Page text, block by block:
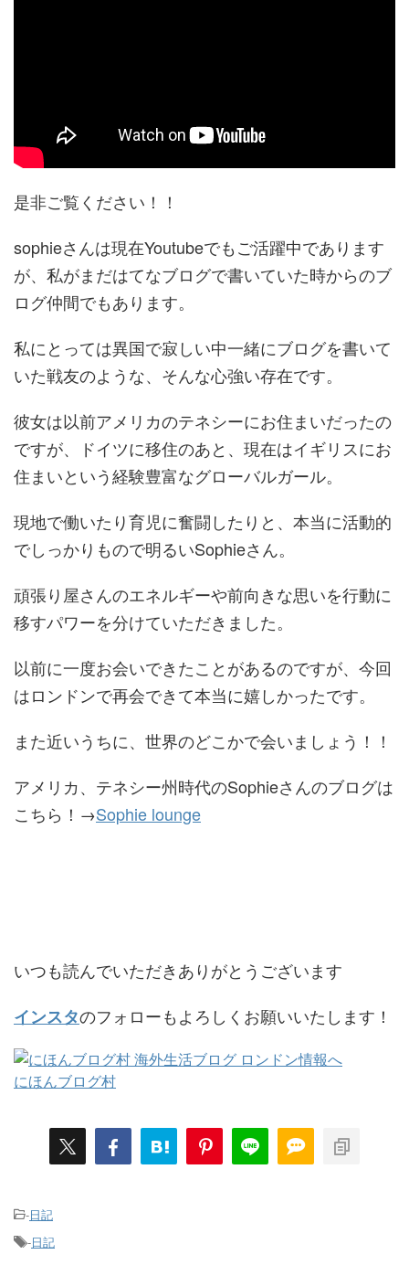
是非ご覧ください！！
sophieさんは現在Youtubeでもご活躍中であります
が、私がまだはてなブログで書いていた時からのブ
ログ仲間でもあります。
私にとっては異国で寂しい中一緒にブログを書いて
いた戦友のような、そんな心強い存在です。
彼女は以前アメリカのテネシーにお住まいだったの
ですが、ドイツに移住のあと、現在はイギリスにお
住まいという経験豊富なグローバルガール。
現地で働いたり育児に奮闘したりと、本当に活動的
でしっかりもので明るいSophieさん。
頑張り屋さんのエネルギーや前向きな思いを行動に
移すパワーを分けていただきました。
以前に一度お会いできたことがあるのですが、今回
はロンドンで再会できて本当に嬉しかったです。
また近いうちに、世界のどこかで会いましょう！！
アメリカ、テネシー州時代のSophieさんのブログは
こちら！→Sophie lounge
いつも読んでいただきありがとうございます
インスタのフォローもよろしくお願いいたします！
にほんブログ村
-日記
-日記